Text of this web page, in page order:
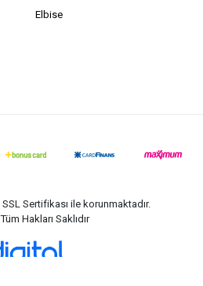
Elbise
Sertifikası ile korunmaktadır.
Tüm Hakları Saklıdır